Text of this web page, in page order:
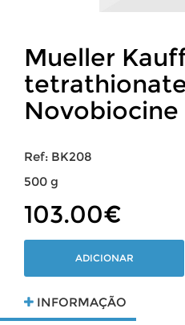
Mueller
Novobiocine
Ref: BK208
500 g
103.00€
ADICIONAR
INFORMAÇÃO